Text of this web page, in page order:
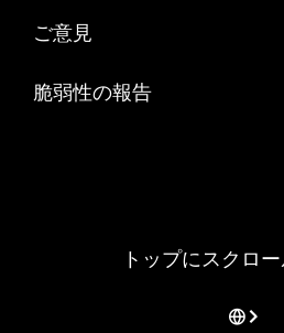
ご意見
脆弱性の報告
トップにスクロ